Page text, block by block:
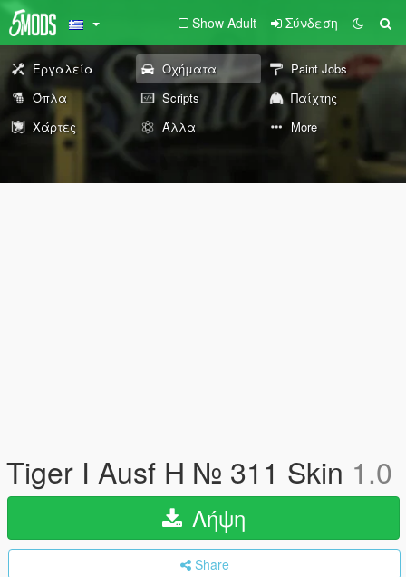
Show Adult Σύνδεση
Εργαλεία Οχήματα
Paint Jobs
Όπλα
Scripts
Παίχτης
Χάρτες
Άλλα More
Tiger I Ausf H № 311 Skin 1.0
Λήψη
Share